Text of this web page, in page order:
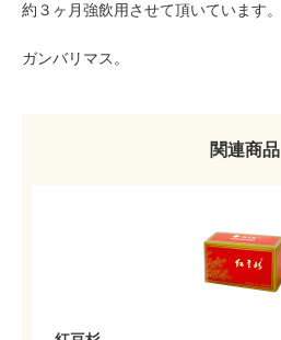
約３ヶ月強飲用させて頂いています。
ガンバリマス。
関連商品